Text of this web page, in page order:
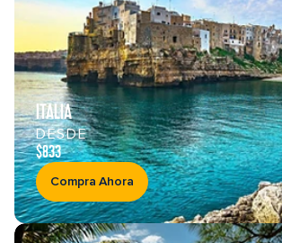
ITALIA
DESDE
$833
Compra Ahora